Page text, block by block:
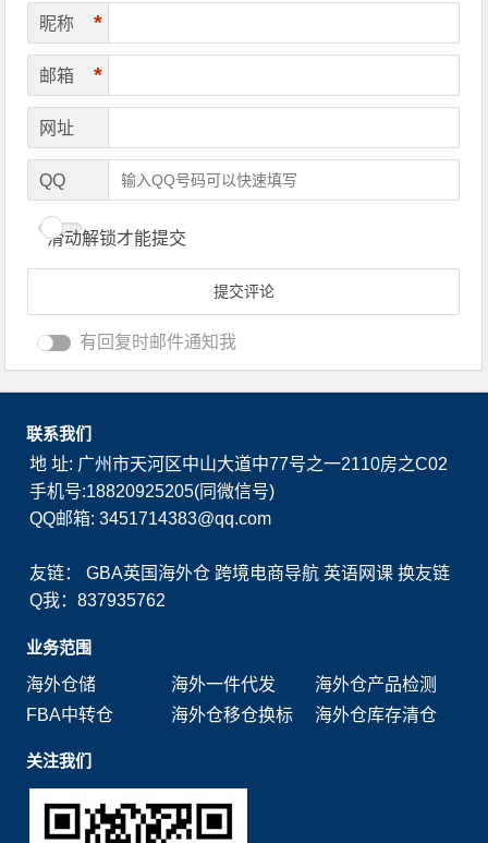
昵称 *
邮箱 *
网址
QQ
滑动解锁才能提交
有回复时邮件通知我
联系我们
地 址: 广州市天河区中山大道中77号之一2110房之C02
手机号:18820925205(同微信号)
QQ邮箱: 3451714383@qq.com
友链：GBA英国海外仓 跨境电商导航 英语网课 换友链
Q我：837935762
业务范围
海外仓储
海外一件代发
海外仓产品检测
FBA中转仓
海外仓移仓换标 海外仓库存清仓
关注我们